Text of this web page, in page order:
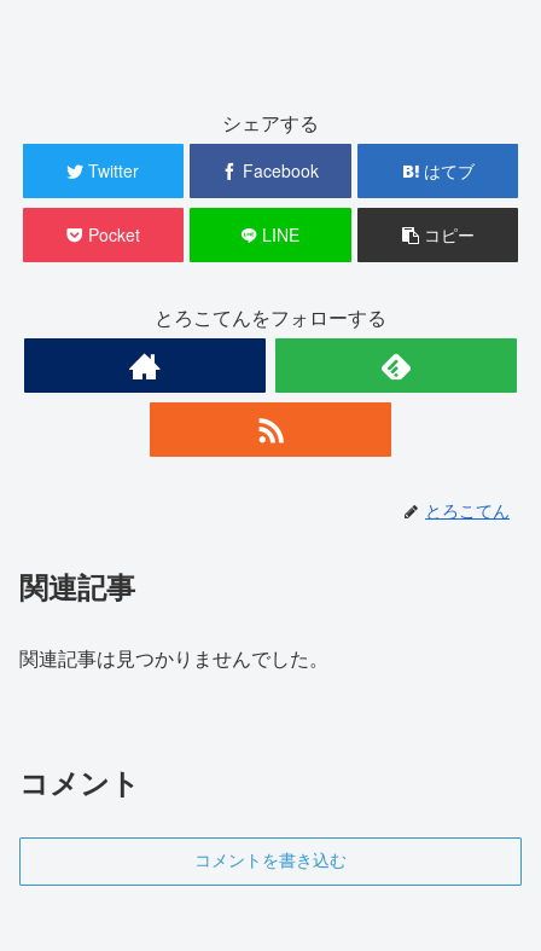
シェアする
Twitter Facebook はてブ
Pocket LINE コピー
とろこてんをフォローする
とろこてん
関連記事
関連記事は見つかりませんでした。
コメント
コメントを書き込む